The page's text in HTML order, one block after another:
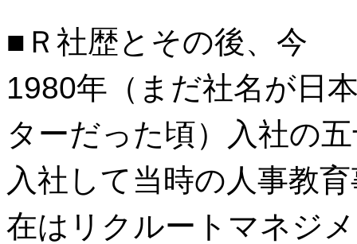
■Ｒ社歴とその後、今
1980年（まだ社名が日
ターだった頃）入社の
入社して当時の人事教
在はリクルートマネジ